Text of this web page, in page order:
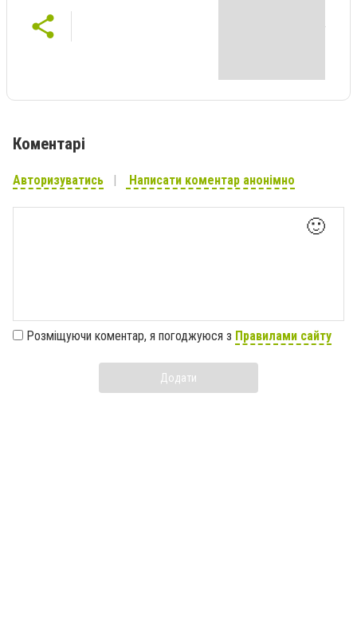
Коментарі
Авторизуватись Написати коментар анонімно
🙂
Розміщуючи коментар, я погоджуюся з Правилами сайту
Додати